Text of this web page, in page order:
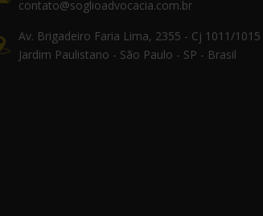
contato@soglioadvocacia.com.br
Av. Brigadeiro Faria Lima, 2355 - Cj 1011/1015
Jardim Paulistano - São Paulo - SP - Brasil